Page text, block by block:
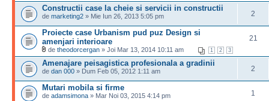
Constructii case la cheie si servicii in constructii
de marketing2 » Mie Iun 26, 2013 5:05 pm 2
Proiecte case Urbanism pud puz Design si
amenjari interioare
1 2 3
de theodorcergan » Joi Mar 13, 2014 10:11 am
21
Amenajare peisagistica profesionala a gradinii
de dan 000 » Dum Feb 05, 2012 1:11 am 2
Mutari mobila si firme
de adamsimona » Mar Noi 03, 2015 4:14 pm 1